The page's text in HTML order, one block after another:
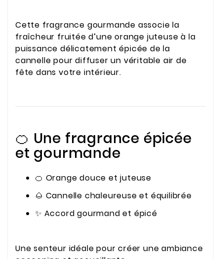
Cette fragrance gourmande associe la
fraîcheur fruitée d’une orange juteuse à la
puissance délicatement épicée de la
cannelle pour diffuser un véritable air de
fête dans votre intérieur.
🍊 Une fragrance épicée
et gourmande
🍊 Orange douce et juteuse
🌰 Cannelle chaleureuse et équilibrée
✨ Accord gourmand et épicé
Une senteur idéale pour créer une ambiance